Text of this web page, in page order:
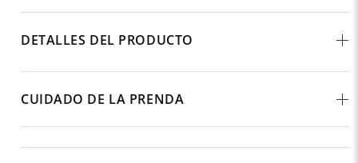
DETALLES DEL PRODUCTO
CUIDADO DE LA PRENDA